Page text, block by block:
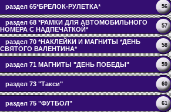
раздел 65*БРЕЛОК-РУЛЕТКА* 56
раздел 68 *РАМКИ ДЛЯ АВТОМОБИЛЬНОГО
НОМЕРА С НАДПЕЧАТКОЙ*
57
раздел 70 *НАКЛЕЙКИ И МАГНИТЫ *ДЕНЬ
СВЯТОГО ВАЛЕНТИНА*
58
раздел 71 МАГНИТЫ "ДЕНЬ ПОБЕДЫ" 59
раздел 73 "Такси" 60
раздел 75 "ФУТБОЛ" 61